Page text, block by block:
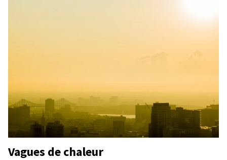
Vagues de chaleur